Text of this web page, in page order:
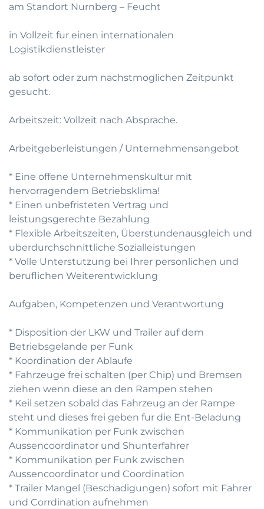
am Standort Nurnberg – Feucht
in Vollzeit fur einen internationalen
Logistikdienstleister
ab sofort oder zum nachstmoglichen Zeitpunkt
gesucht.
Arbeitszeit: Vollzeit nach Absprache.
Arbeitgeberleistungen / Unternehmensangebot
* Eine offene Unternehmenskultur mit
hervorragendem Betriebsklima!
* Einen unbefristeten Vertrag und
leistungsgerechte Bezahlung
* Flexible Arbeitszeiten, Überstundenausgleich und
uberdurchschnittliche Sozialleistungen
* Volle Unterstutzung bei Ihrer personlichen und
beruflichen Weiterentwicklung
Aufgaben, Kompetenzen und Verantwortung
* Disposition der LKW und Trailer auf dem
Betriebsgelande per Funk
* Koordination der Ablaufe
* Fahrzeuge frei schalten (per Chip) und Bremsen
ziehen wenn diese an den Rampen stehen
* Keil setzen sobald das Fahrzeug an der Rampe
steht und dieses frei geben fur die Ent-Beladung
* Kommunikation per Funk zwischen
Aussencoordinator und Shunterfahrer
* Kommunikation per Funk zwischen
Aussencoordinator und Coordination
* Trailer Mangel (Beschadigungen) sofort mit Fahrer
und Corrdination aufnehmen